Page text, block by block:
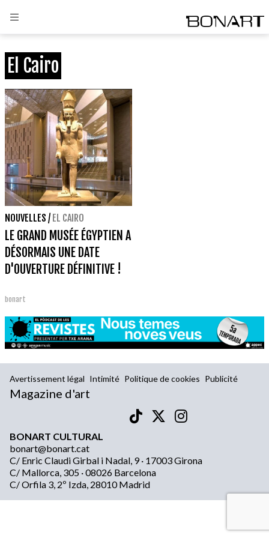
El Cairo
NOUVELLES / EL CAIRO
LE GRAND MUSÉE ÉGYPTIEN A
DÉSORMAIS UNE DATE
D'OUVERTURE DÉFINITIVE !
bonart
Avertissement légal Intimité Politique de cookies Publicité
Magazine d'art
BONART CULTURAL
bonart@bonart.cat
C/ Enric Claudi Girbal i Nadal, 9 · 17003 Girona
C/ Mallorca, 305 · 08026 Barcelona
C/ Orfila 3, 2º Izda, 28010 Madrid